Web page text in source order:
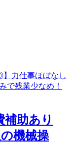
補助あり
機械操